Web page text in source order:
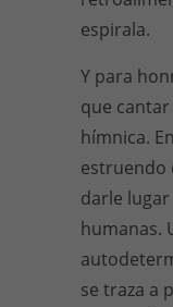
espirala.
Y para
que
hímnica.
estruendo
darle
humanas.
se traza a